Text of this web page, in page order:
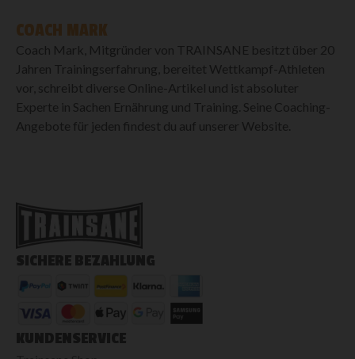
COACH MARK
Coach Mark, Mitgründer von TRAINSANE besitzt über 20
Jahren Trainingserfahrung, bereitet Wettkampf-Athleten
vor, schreibt diverse Online-Artikel und ist absoluter
Experte in Sachen Ernährung und Training. Seine Coaching-
Angebote für jeden findest du auf unserer Website.
SICHERE BEZAHLUNG
KUNDENSERVICE